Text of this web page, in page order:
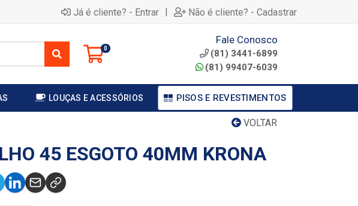
Já é cliente? - Entrar | Não é cliente? - Cadastrar
0
Fale Conosco
(81) 3441-6899
(81) 99407-6039
LOUÇAS E ACESSÓRIOS PISOS E REVESTIMENTOS
VOLTAR
45 ESGOTO 40MM KRONA